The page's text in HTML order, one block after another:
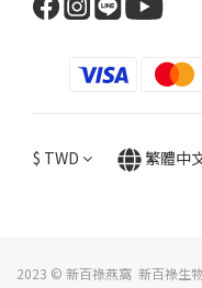
$ TWD 繁體中
2023 © 新百祿燕窩 新百祿生